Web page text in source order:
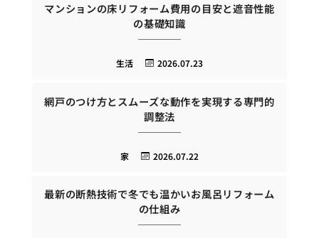
マンションの床リフォーム費用の目安と遮音性能
の基礎知識
2026.07.23
生活
網戸のつけ方とスムーズな動作を実現する専門的
調整法
2026.07.22
家
最新の断熱技術で冬でも温かいお風呂リフォーム
の仕組み